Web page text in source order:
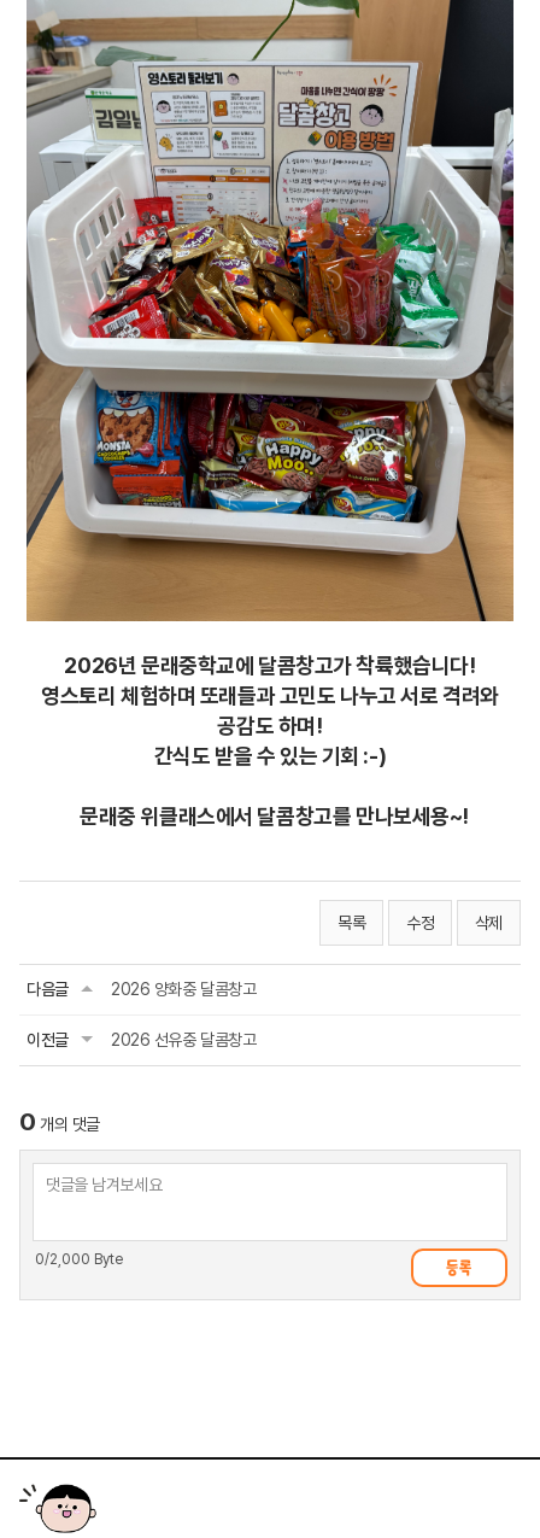
2026년 문래중학교에 달콤창고가 착륙했습니다!
영스토리 체험하며 또래들과 고민도 나누고 서로 격려와
공감도 하며!
간식도 받을 수 있는 기회 :-)
문래중 위클래스에서 달콤창고를 만나보세용~!
목록 수정 삭제
다음글 2026 양화중 달콤창고
이전글 2026 선유중 달콤창고
0 개의 댓글
0/2,000 Byte